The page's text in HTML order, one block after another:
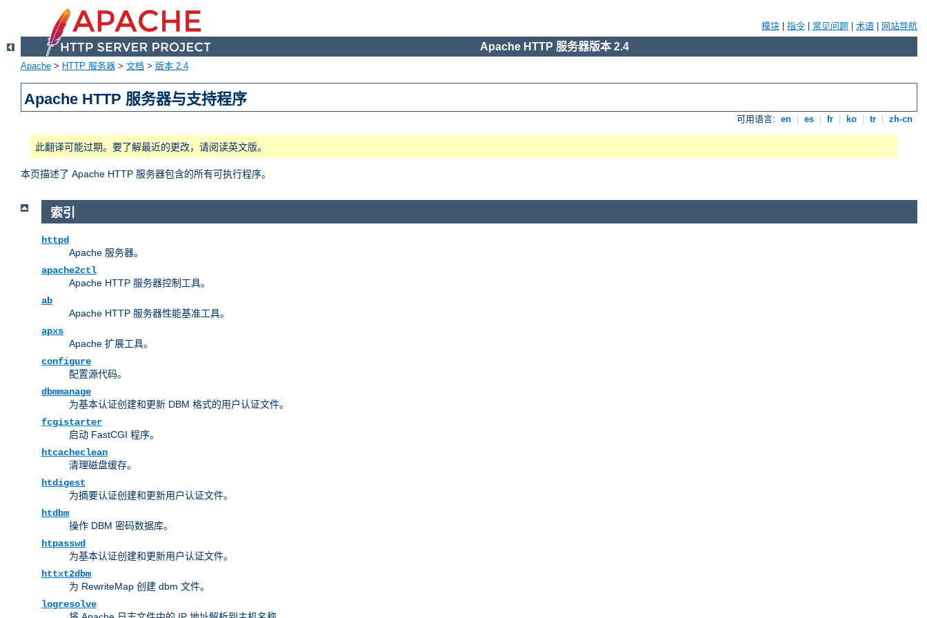
模块 指令 常见问题 术语 网站导航
Apache HTTP 服务器版本 2.4
Apache > HTTP 服务器 > 文档 > 版本 2.4
Apache HTTP 服务器与支持程序
可用语言: en es fr ko tr zh-cn
此翻译可能过期。要了解最近的更改，请阅读英文版。
本页描述了 Apache HTTP 服务器包含的所有可执行程序。
索引
httpd
Apache 服务器。
apache2ctl
Apache HTTP 服务器控制工具。
ab
Apache HTTP 服务器性能基准工具。
apxs
Apache 扩展工具。
configure
配置源代码。
dbmmanage
为基本认证创建和更新 DBM 格式的用户认证文件。
fcgistarter
启动 FastCGI 程序。
htcacheclean
清理磁盘缓存。
htdigest
为摘要认证创建和更新用户认证文件。
htdbm
操作 DBM 密码数据库。
htpasswd
为基本认证创建和更新用户认证文件。
httxt2dbm
为 RewriteMap 创建 dbm 文件。
logresolve